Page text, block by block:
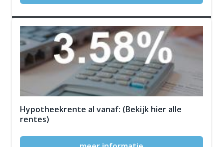
Hypotheekrente al vanaf: (Bekijk hier alle
rentes)